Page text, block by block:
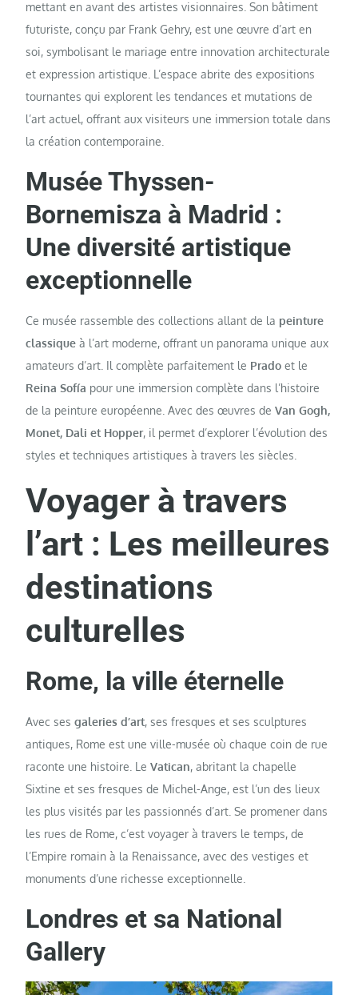
mettant en avant des artistes visionnaires. Son bâtiment
futuriste, conçu par Frank Gehry, est une œuvre d’art en
soi, symbolisant le mariage entre innovation architecturale
et expression artistique. L’espace abrite des expositions
tournantes qui explorent les tendances et mutations de
l’art actuel, offrant aux visiteurs une immersion totale dans
la création contemporaine.
Musée Thyssen-
Bornemisza à Madrid :
Une diversité artistique
exceptionnelle
Ce musée rassemble des collections allant de la peinture
classique à l’art moderne, offrant un panorama unique aux
amateurs d’art. Il complète parfaitement le Prado et le
Reina Sofía pour une immersion complète dans l’histoire
de la peinture européenne. Avec des œuvres deVan Gogh,
Monet, Dali et Hopper, il permet d’explorer l’évolution des
styles et techniques artistiques à travers les siècles.
Voyager à travers
l’art : Les meilleures
destinations
culturelles
Rome, la ville éternelle
Avec sesgaleries d’art, ses fresques et ses sculptures
antiques, Rome est une ville-musée où chaque coin de rue
raconte une histoire. LeVatican, abritant la chapelle
Sixtine et ses fresques de Michel-Ange, est l’un des lieux
les plus visités par les passionnés d’art. Se promener dans
les rues de Rome, c’est voyager à travers le temps, de
l’Empire romain à la Renaissance, avec des vestiges et
monuments d’une richesse exceptionnelle.
Londres et sa National
Gallery